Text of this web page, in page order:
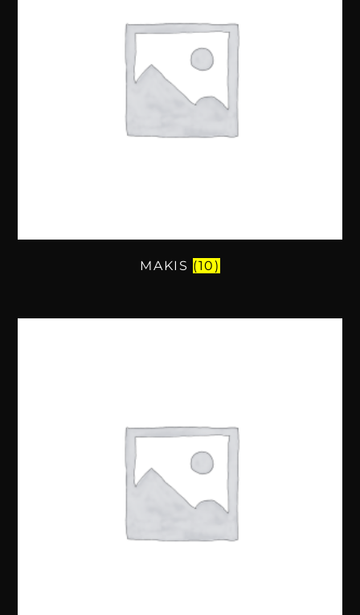
MAKIS (10)